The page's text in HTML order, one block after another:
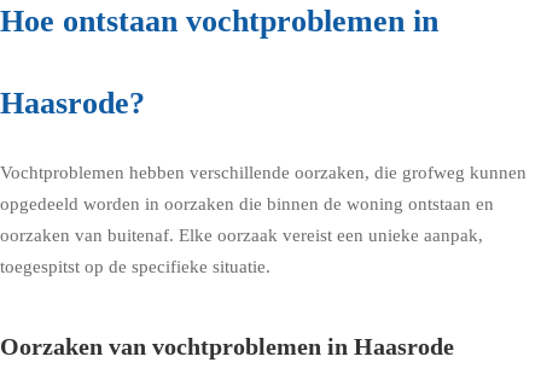
Hoe ontstaan vochtproblemen in
Haasrode?
Vochtproblemen hebben verschillende oorzaken, die grofweg kunnen
opgedeeld worden in oorzaken die binnen de woning ontstaan en
oorzaken van buitenaf. Elke oorzaak vereist een unieke aanpak,
toegespitst op de specifieke situatie.
Oorzaken van vochtproblemen in Haasrode